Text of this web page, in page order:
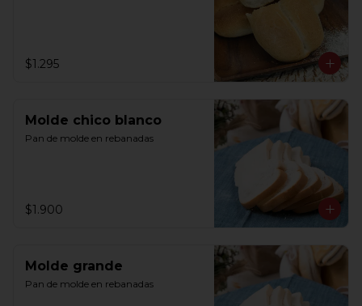
$1.295
Molde chico blanco
Pan de molde en rebanadas
$1.900
Molde grande
Pan de molde en rebanadas